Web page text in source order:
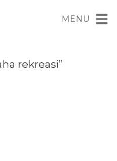
MENU
rekreasi”